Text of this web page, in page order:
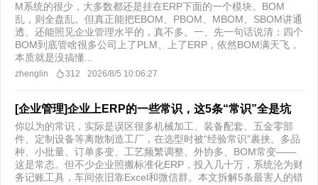
M系统的很少，大多数都还是挂在ERP下面的一个模块。BOM
乱，则全盘乱。但真正能把EBOM、PBOM、MBOM、SBOM讲通
透、还能照见企业管理水平的，真不多。一、先一句话说清：四个
BOM到底管啥很多公司上了PLM、上了ERP，依然BOM满天飞，
本质就是没搞懂...
zhenglin 312 2026/8/5 10:06:27
[企业管理]企业上ERP的一些常识，这5条“常识”全是坑
你以为的常识，实际是误区很多机械加工、装备配套、五金零部
件、定制设备等离散制造工厂，在选型时被“经验常识”裹挟。多品
种、小批量、订单多变、工艺频繁调整、外协多、BOM常变——
这是常态。但不少企业照搬标准化ERP，投入几十万，系统沦为财
务记账工具，车间依旧靠Excel和微信群。本文拆解5条最害人的错